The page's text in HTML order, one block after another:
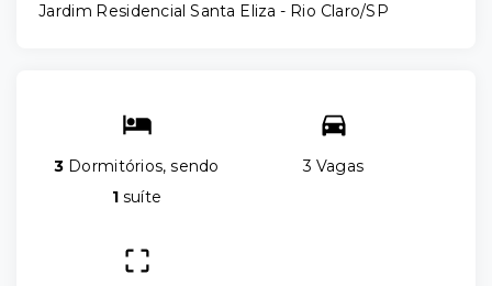
Jardim Residencial Santa Eliza - Rio Claro/SP
3 Dormitórios, sendo
1 suíte
3 Vagas